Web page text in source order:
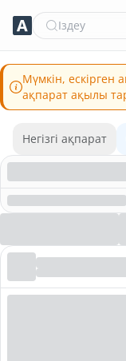
Іздеу
Мүмкін, ескірген
ақпарат ақылы
Негізгі ақпарат